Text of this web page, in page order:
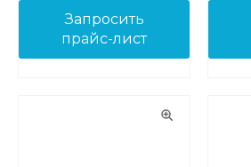
Запросить
прайс-лист